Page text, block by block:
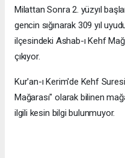
Milattan Sonra 2. yüzyıl
gencin sığınarak 309 yıl
ilçesindeki Ashab-ı Kehf
çıkıyor.
Kur'an-ı Kerim'de Kehf
Mağarası" olarak bilinen
ilgili kesin bilgi bulunmuyor.